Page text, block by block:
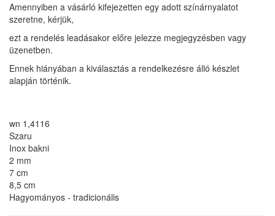
Amennyiben a vásárló kifejezetten egy adott színárnyalatot
szeretne, kérjük,
ezt a rendelés leadásakor előre jelezze megjegyzésben vagy
üzenetben.
Ennek hiányában a kiválasztás a rendelkezésre álló készlet
alapján történik.
wn 1,4116
Szaru
Inox bakni
2 mm
7 cm
8,5 cm
Hagyományos - tradicionális